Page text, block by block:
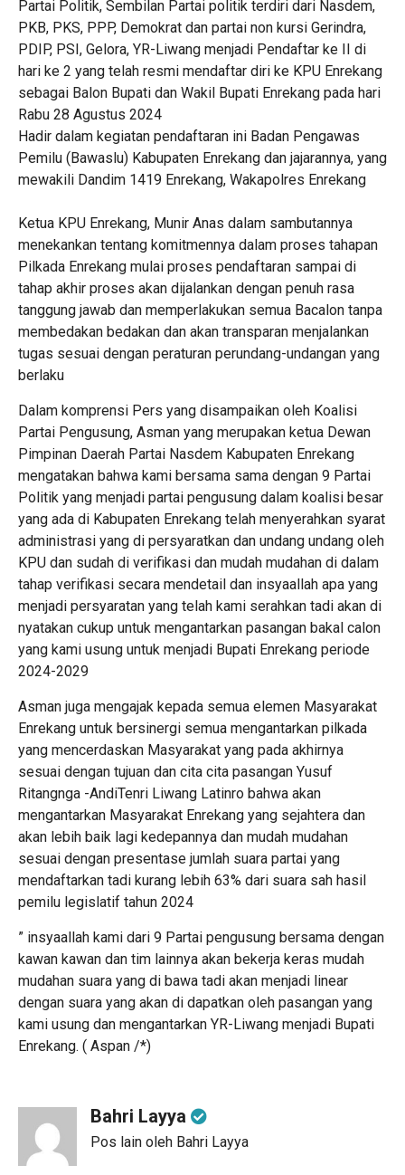
Partai Politik, Sembilan Partai politik terdiri dari Nasdem,
PKB, PKS, PPP, Demokrat dan partai non kursi Gerindra,
PDIP, PSI, Gelora, YR-Liwang menjadi Pendaftar ke II di
hari ke 2 yang telah resmi mendaftar diri ke KPU Enrekang
sebagai Balon Bupati dan Wakil Bupati Enrekang pada hari
Rabu 28 Agustus 2024
Hadir dalam kegiatan pendaftaran ini Badan Pengawas
Pemilu (Bawaslu) Kabupaten Enrekang dan jajarannya, yang
mewakili Dandim 1419 Enrekang, Wakapolres Enrekang
Ketua KPU Enrekang, Munir Anas dalam sambutannya
menekankan tentang komitmennya dalam proses tahapan
Pilkada Enrekang mulai proses pendaftaran sampai di
tahap akhir proses akan dijalankan dengan penuh rasa
tanggung jawab dan memperlakukan semua Bacalon tanpa
membedakan bedakan dan akan transparan menjalankan
tugas sesuai dengan peraturan perundang-undangan yang
berlaku
Dalam komprensi Pers yang disampaikan oleh Koalisi
Partai Pengusung, Asman yang merupakan ketua Dewan
Pimpinan Daerah Partai Nasdem Kabupaten Enrekang
mengatakan bahwa kami bersama sama dengan 9 Partai
Politik yang menjadi partai pengusung dalam koalisi besar
yang ada di Kabupaten Enrekang telah menyerahkan syarat
administrasi yang di persyaratkan dan undang undang oleh
KPU dan sudah di verifikasi dan mudah mudahan di dalam
tahap verifikasi secara mendetail dan insyaallah apa yang
menjadi persyaratan yang telah kami serahkan tadi akan di
nyatakan cukup untuk mengantarkan pasangan bakal calon
yang kami usung untuk menjadi Bupati Enrekang periode
2024-2029
Asman juga mengajak kepada semua elemen Masyarakat
Enrekang untuk bersinergi semua mengantarkan pilkada
yang mencerdaskan Masyarakat yang pada akhirnya
sesuai dengan tujuan dan cita cita pasangan Yusuf
Ritangnga -AndiTenri Liwang Latinro bahwa akan
mengantarkan Masyarakat Enrekang yang sejahtera dan
akan lebih baik lagi kedepannya dan mudah mudahan
sesuai dengan presentase jumlah suara partai yang
mendaftarkan tadi kurang lebih 63% dari suara sah hasil
pemilu legislatif tahun 2024
” insyaallah kami dari 9 Partai pengusung bersama dengan
kawan kawan dan tim lainnya akan bekerja keras mudah
mudahan suara yang di bawa tadi akan menjadi linear
dengan suara yang akan di dapatkan oleh pasangan yang
kami usung dan mengantarkan YR-Liwang menjadi Bupati
Enrekang. ( Aspan /*)
Bahri Layya
Pos lain oleh Bahri Layya